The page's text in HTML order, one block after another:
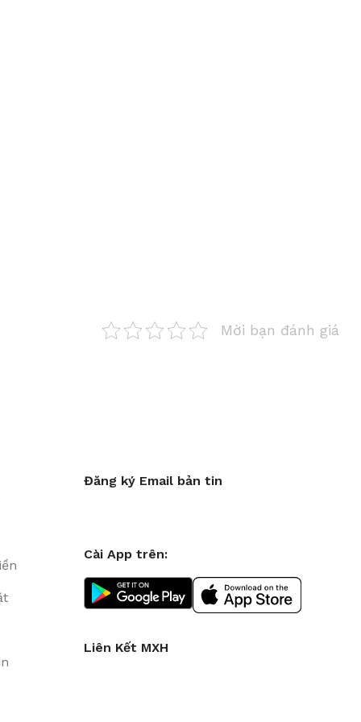
Mời bạn đánh giá
Đăng ký Email bản tin
Cài App trên:
Liên Kết MXH